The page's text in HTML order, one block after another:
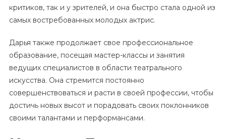
критиков, так и у зрителей, и она быстро стала одной из
самых востребованных молодых актрис.
Дарья также продолжает свое профессиональное
образование, посещая мастер-классы и занятия
ведущих специалистов в области театрального
искусства. Она стремится постоянно
совершенствоваться и расти в своей профессии, чтобы
достичь новых высот и порадовать своих поклонников
своими талантами и перформансами.